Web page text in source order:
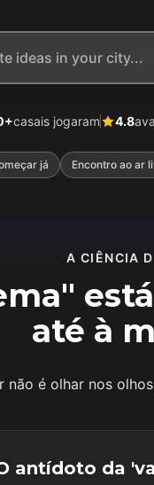
casais jogaram 4.8
já Encontro ao ar
A CIÊNCIA
até à
não é olhar nos
antídoto da